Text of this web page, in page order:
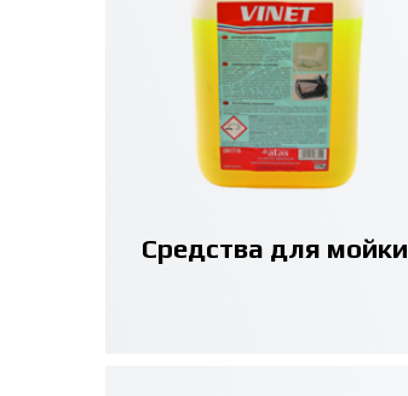
Средства для мойки